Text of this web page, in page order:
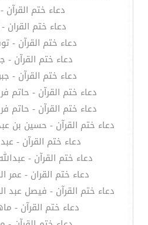
دعاء ختم
دعاء ختم القران
دعاء ختم القرآن -
دعاء ختم القرآن -
دعاء ختم القرآن -
دعاء ختم القرآن - حاتم فريد
دعاء ختم القرآن - حاتم فريد
دعاء ختم القرآن - حسين بن عبد
دعاء ختم القرآن -
دعاء ختم القرآن - عبدالله
دعاء ختم القران - عمر
دعاء ختم القرآن - فيصل عبد
دعاء ختم القرآن -